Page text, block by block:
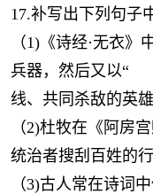
17.补写出下列句子
（1)《诗经·无衣
兵器，然后又以“
线、共同杀敌的英
（2)杜牧在《
统治者搜刮百姓的
（3)古人常在诗词